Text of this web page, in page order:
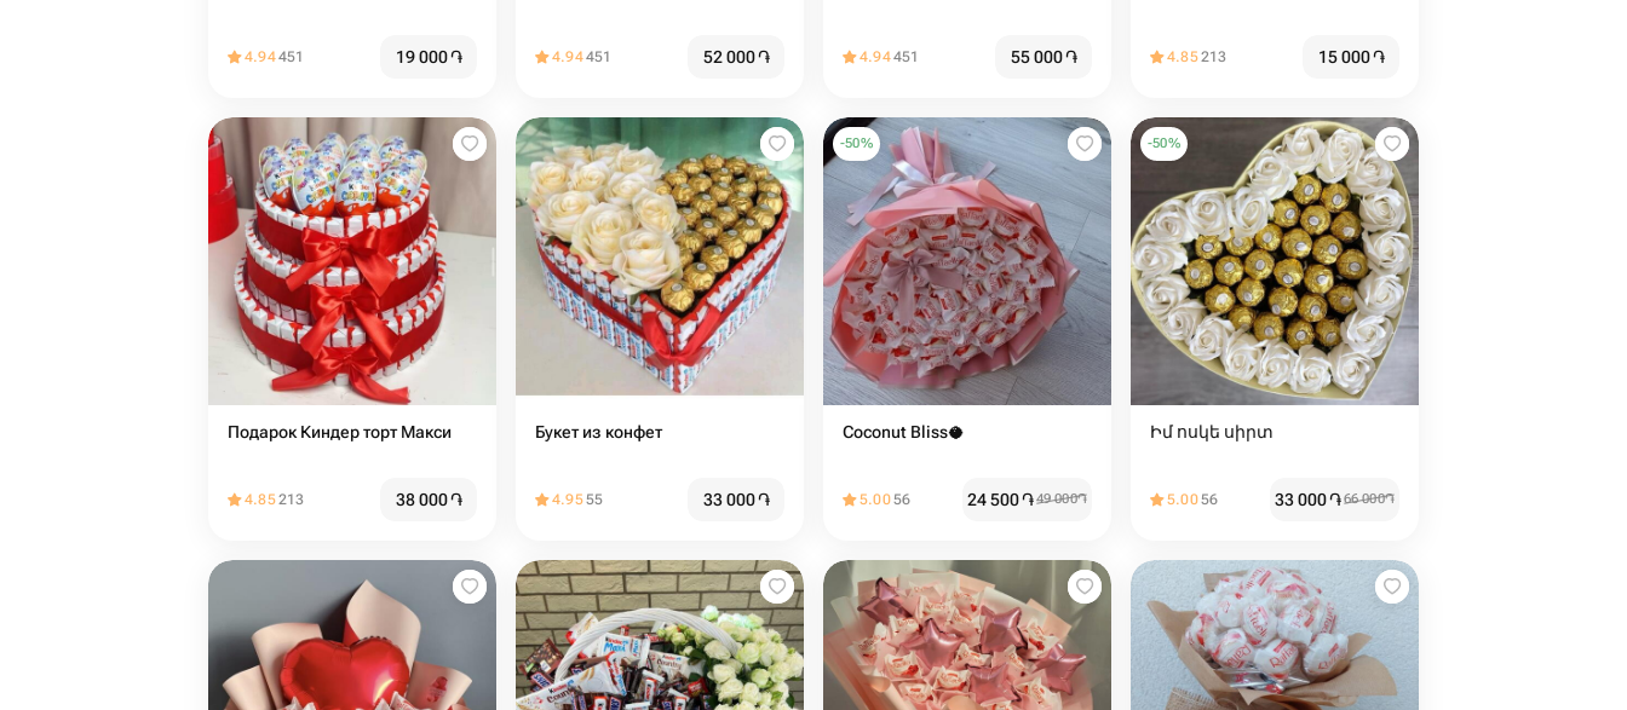
4.94451 19 000֏ 4.94451 52 000֏ 4.94451 55 000֏ 4.85213 15 000֏
Подарок Киндер торт Макси
4.85213 38 000֏
Букет из конфет
4.9555 33 000֏
-50%
Coconut Bliss🥥
5.0056 24 500֏49 000֏
-50%
Իմ ոսկե սիրտ
5.0056 33 000֏66 000֏